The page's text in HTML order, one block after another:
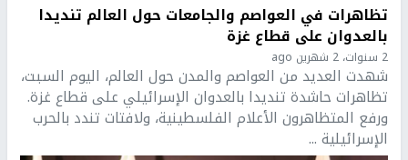
تظاهرات في العواصم والجامعات حول العالم تنديدا
بالعدوان على قطاع غزة
2 سنوات، 2 شهرين ago
شهدت العديد من العواصم والمدن حول العالم، اليوم السبت،
تظاهرات حاشدة تنديدا بالعدوان الإسرائيلي على قطاع غزة.
ورفع المتظاهرون الأعلام الفلسطينية، ولافتات تندد بالحرب
الإسرائيلية ...